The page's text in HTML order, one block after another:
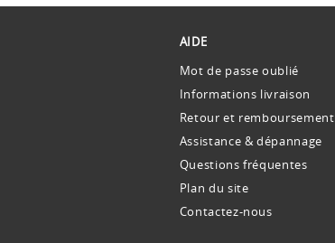
AIDE
Mot de passe oublié
Informations livraison
Retour et remboursement
Assistance & dépannage
Questions fréquentes
Plan du site
Contactez-nous